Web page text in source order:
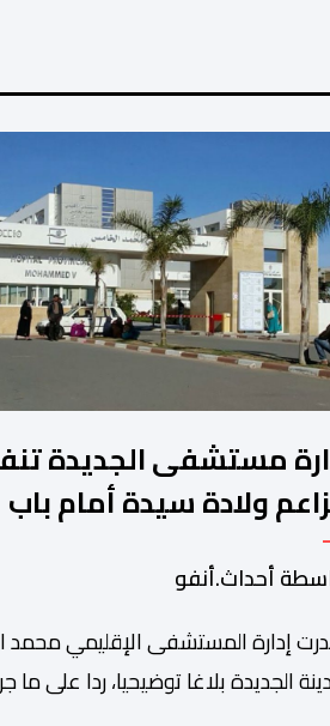
الحقائق، […]
مستشفى الجديدة
ولادة سيدة أمام باب
وتؤكد فتح تحقيق
أحداث.أنفو
إدارة المستشفى الإقليمي
الجديدة بلاغا توضيحيا، ردا على ما